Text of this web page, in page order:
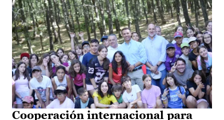
Cooperación internacional para